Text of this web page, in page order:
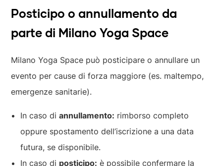
Posticipo o annullamento da
parte di Milano Yoga Space
Milano Yoga Space può posticipare o annullare un
evento per cause di forza maggiore (es. maltempo,
emergenze sanitarie).
In caso diannullamento: rimborso completo
oppure spostamento dell’iscrizione a una data
futura, se disponibile.
In caso di posticipo: è possibile confermare la